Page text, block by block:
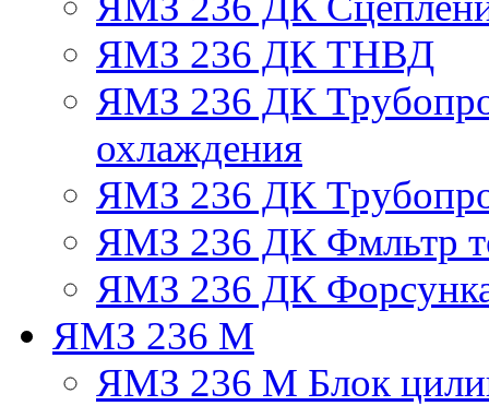
ЯМЗ 236 ДК ТНВД
ЯМЗ 236 ДК
охлаждения
ЯМЗ 236 ДК
ЯМЗ 236 ДК Фмльтр
ЯМЗ 236 ДК
ЯМЗ 236 М
ЯМЗ 236 М Блок